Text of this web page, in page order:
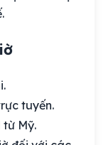
tuyến.
từ Mỹ.